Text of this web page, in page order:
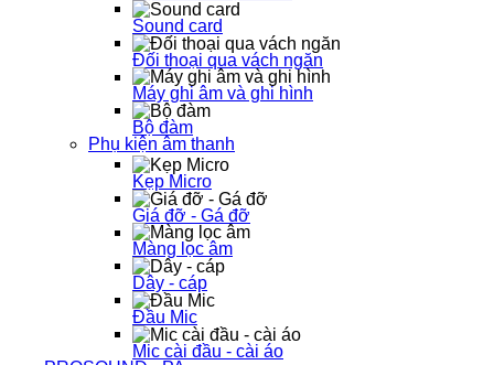
Sound card
Đối thoại qua vách ngăn
Máy ghi âm và ghi hình
Bộ đàm
Phụ kiện âm thanh
Kẹp Micro
Giá đỡ - Gá đỡ
Màng lọc âm
Dây - cáp
Đầu Mic
Mic cài đầu - cài áo